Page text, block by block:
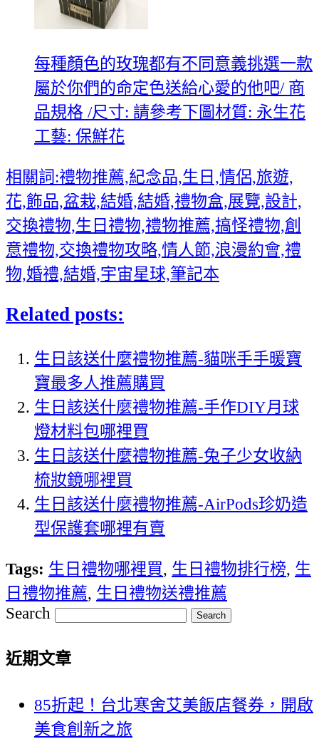
每種顏色的玫瑰都有不同意義挑選一款
屬於你們的命定色送給心愛的他吧/ 商
品規格 /尺寸: 請參考下圖材質: 永生花
工藝: 保鮮花
相關詞:禮物推薦,紀念品,生日,情侶,旅遊,
花,飾品,盆栽,結婚,結婚,禮物盒,展覽,設計,
交換禮物,生日禮物,禮物推薦,搞怪禮物,創
意禮物,交換禮物攻略,情人節,浪漫約會,禮
物,婚禮,結婚,宇宙星球,筆記本
Related posts:
生日該送什麼禮物推薦-貓咪手手暖寶
寶最多人推薦購買
生日該送什麼禮物推薦-手作DIY月球
燈材料包哪裡買
生日該送什麼禮物推薦-兔子少女收納
梳妝鏡哪裡買
生日該送什麼禮物推薦-AirPods珍奶造
型保護套哪裡有賣
Tags: 生日禮物哪裡買, 生日禮物排行榜, 生
日禮物推薦, 生日禮物送禮推薦
Search
近期文章
85折起！台北寒舍艾美飯店餐券，開啟
美食創新之旅